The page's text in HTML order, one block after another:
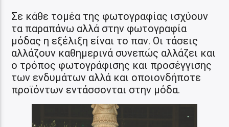
Σε κάθε τομέα της φωτογραφίας ισχύουν
τα παραπάνω αλλά στην φωτογραφία
μόδας η εξέλιξη είναι το παν. Οι τάσεις
αλλάζουν καθημερινά συνεπώς αλλάζει και
ο τρόπος φωτογράφισης και προσέγγισης
των ενδυμάτων αλλά και οποιονδήποτε
προϊόντων εντάσσονται στην μόδα.